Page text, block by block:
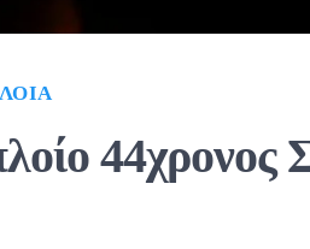
44χρονος